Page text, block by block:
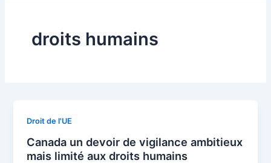
droits humains
Droit de l'UE
Canada un devoir de vigilance ambitieux
mais limité aux droits humains